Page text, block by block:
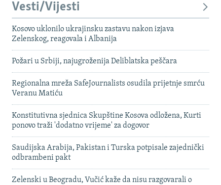
Vesti/Vijesti
Kosovo uklonilo ukrajinsku zastavu nakon izjava
Zelenskog, reagovala i Albanija
Požari u Srbiji, najugroženija Deliblatska peščara
Regionalna mreža SafeJournalists osudila prijetnje smrću
Veranu Matiću
Konstitutivna sjednica Skupštine Kosova odložena, Kurti
ponovo traži 'dodatno vrijeme' za dogovor
Saudijska Arabija, Pakistan i Turska potpisale zajednički
odbrambeni pakt
Zelenski u Beogradu, Vučić kaže da nisu razgovarali o